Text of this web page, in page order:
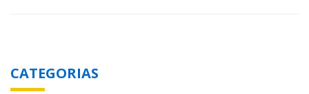
CATEGORIAS